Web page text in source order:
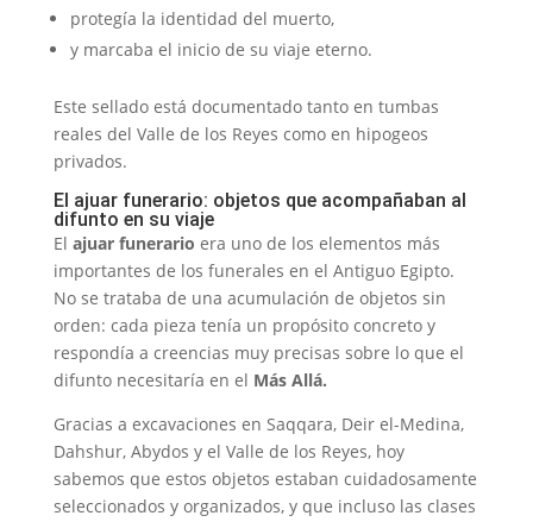
protegía la identidad del muerto,
y marcaba el inicio de su viaje eterno.
Este sellado está documentado tanto en tumbas
reales del Valle de los Reyes como en hipogeos
privados.
El ajuar funerario: objetos que acompañaban al
difunto en su viaje
El ajuar funerario era uno de los elementos más
importantes de los funerales en el Antiguo Egipto.
No se trataba de una acumulación de objetos sin
orden: cada pieza tenía un propósito concreto y
respondía a creencias muy precisas sobre lo que el
difunto necesitaría en el Más Allá.
Gracias a excavaciones en Saqqara, Deir el-Medina,
Dahshur, Abydos y el Valle de los Reyes, hoy
sabemos que estos objetos estaban cuidadosamente
seleccionados y organizados, y que incluso las clases